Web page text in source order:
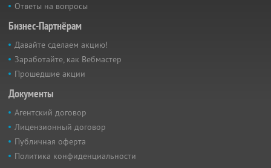
Ответы на вопросы
Бизнес-Партнёрам
Давайте сделаем акцию!
Заработайте, как Вебмастер
Прошедшие акции
Документы
Агентский договор
Лицензионный договор
Публичная оферта
Политика конфиденциальности